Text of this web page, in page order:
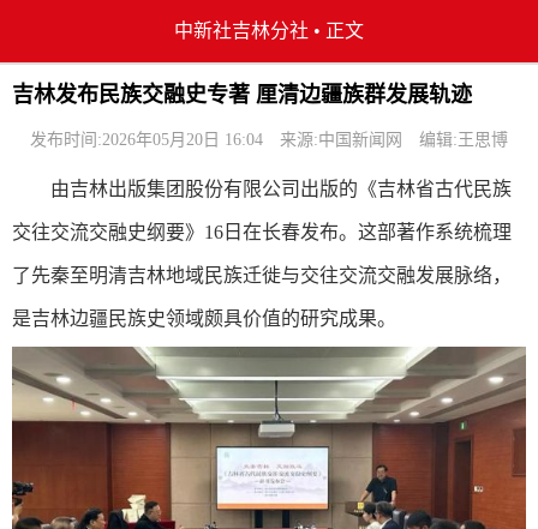
中新社吉林分社 • 正文
吉林发布民族交融史专著 厘清边疆族群发展轨迹
发布时间:2026年05月20日 16:04 来源:中国新闻网 编辑:王思博
由吉林出版集团股份有限公司出版的《吉林省古代民族
交往交流交融史纲要》16日在长春发布。这部著作系统梳理
了先秦至明清吉林地域民族迁徙与交往交流交融发展脉络，
是吉林边疆民族史领域颇具价值的研究成果。